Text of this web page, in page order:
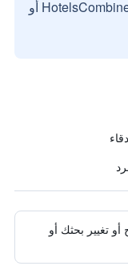
بواسطة مستخدمين حقيقيين مع HotelsCombined أو
تغيير بحثك أو